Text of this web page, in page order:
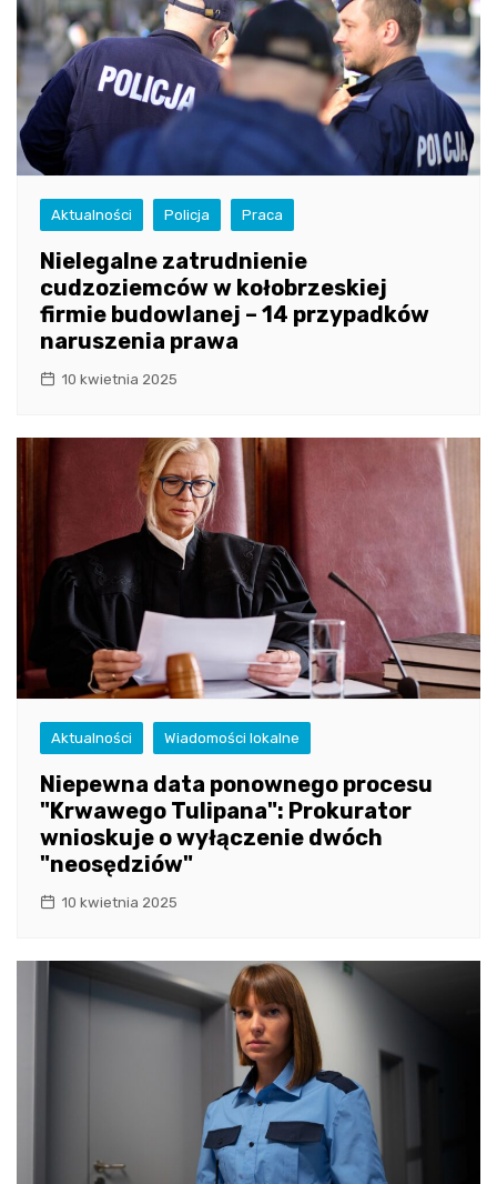
Aktualności Policja Praca
Nielegalne zatrudnienie
cudzoziemców w kołobrzeskiej
firmie budowlanej – 14 przypadków
naruszenia prawa
10 kwietnia 2025
Aktualności Wiadomości lokalne
Niepewna data ponownego procesu
"Krwawego Tulipana": Prokurator
wnioskuje o wyłączenie dwóch
"neosędziów"
10 kwietnia 2025